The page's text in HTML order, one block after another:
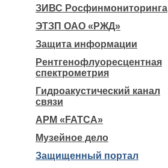
ЗИВС Росфинмониторинга
ЭТЗП ОАО «РЖД»
Защита информации
Рентгенофлуоресцентная
спектрометрия
Гидроакустический канал
связи
АРМ «FATCA»
Музейное дело
Защищенный портал